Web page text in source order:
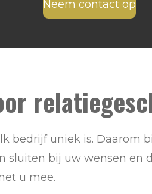
Neem contact op
bedrijf uniek is. Daarom
sluiten bij uw wensen en
u mee.